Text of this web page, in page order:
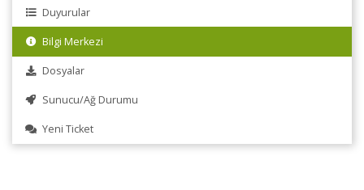
Duyurular
Bilgi Merkezi
Dosyalar
Sunucu/Ağ Durumu
Yeni Ticket